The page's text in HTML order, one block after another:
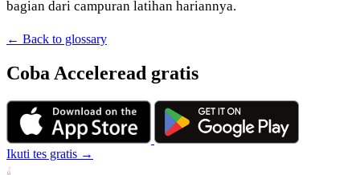
bagian dari campuran latihan hariannya.
← Back to glossary
Coba Acceleread gratis
Ikuti tes gratis →